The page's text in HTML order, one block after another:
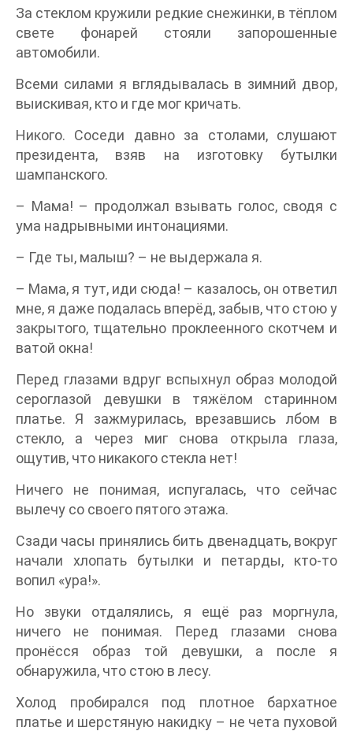
За стеклом кружили редкие снежинки, в тёплом
свете фонарей стояли запорошенные
автомобили.
Всеми силами я вглядывалась в зимний двор,
выискивая, кто и где мог кричать.
Никого. Соседи давно за столами, слушают
президента, взяв на изготовку бутылки
шампанского.
– Мама! – продолжал взывать голос, сводя с
ума надрывными интонациями.
– Где ты, малыш? – не выдержала я.
– Мама, я тут, иди сюда! – казалось, он ответил
мне, я даже подалась вперёд, забыв, что стою у
закрытого, тщательно проклеенного скотчем и
ватой окна!
Перед глазами вдруг вспыхнул образ молодой
сероглазой девушки в тяжёлом старинном
платье. Я зажмурилась, врезавшись лбом в
стекло, а через миг снова открыла глаза,
ощутив, что никакого стекла нет!
Ничего не понимая, испугалась, что сейчас
вылечу со своего пятого этажа.
Сзади часы принялись бить двенадцать, вокруг
начали хлопать бутылки и петарды, кто-то
вопил «ура!».
Но звуки отдалялись, я ещё раз моргнула,
ничего не понимая. Перед глазами снова
пронёсся образ той девушки, а после я
обнаружила, что стою в лесу.
Холод пробирался под плотное бархатное
платье и шерстяную накидку – не чета пуховой